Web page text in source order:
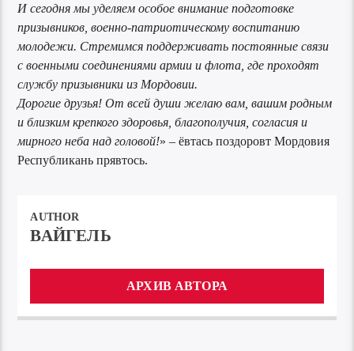
И сегодня мы уделяем особое внимание подготовке
призывников, военно-патриотическому воспитанию
молодежи. Стремимся поддерживать постоянные связи
с военными соединениями армии и флота, где проходят
службу призывники из Мордовии.
Дорогие друзья! От всей души желаю вам, вашим родным
и близким крепкого здоровья, благополучия, согласия и
мирного неба над головой!» – ёвтась поздоровт Мордовия
Республикань прявтось.
AUTHOR
ВАЙГЕЛЬ
АРХИВ АВТОРА